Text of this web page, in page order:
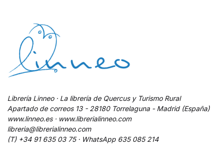
Librería Linneo · La librería de Quercus y Turismo Rural
Apartado de correos 13 - 28180 Torrelaguna - Madrid (España)
www.linneo.es · www.librerialinneo.com
libreria@librerialinneo.com
(T) +34 91 635 03 75 · WhatsApp 635 085 214